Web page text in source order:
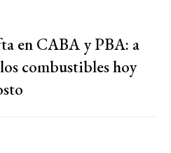
en CABA y PBA: a
combustibles hoy